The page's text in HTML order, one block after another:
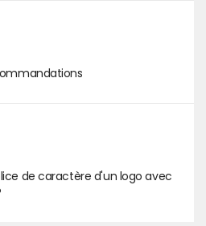
de caractère d'un logo avec